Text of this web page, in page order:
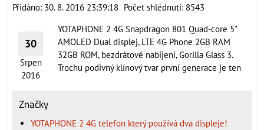
Přidáno: 30. 8. 2016 23:39:18 Počet shlédnutí: 8543
30
Srpen
2016
Značky
YOTAPHONE 2 4G telefon který používá dva displeje!
YOTAPHONE 2 4G Snapdragon 801 Quad-core 5"
AMOLED Dual displej, LTE 4G Phone 2GB RAM
32GB ROM, bezdrátové nabíjení, Gorilla Glass 3.
Trochu podivný klínový tvar první generace je ten